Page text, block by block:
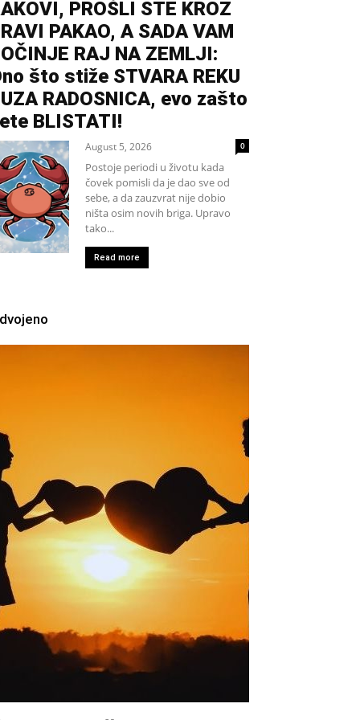
PROŠLI STE KROZ
PAKAO, A SADA VAM
RAJ NA ZEMLJI:
što stiže STVARA REKU
RADOSNICA, evo zašto
BLISTATI!
August 5, 2026 0
Postoje periodi u životu kada
čovek pomisli da je dao sve od
sebe, a da zauzvrat nije dobio
ništa osim novih briga. Upravo
tako...
Read more